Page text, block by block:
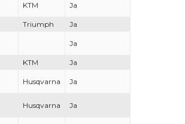
KTM Ja
Triumph Ja
Ja
KTM Ja
Husqvarna Ja
Husqvarna Ja